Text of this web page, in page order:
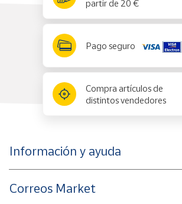
partir de 20 €
Pago seguro
Compra artículos de
distintos vendedores
Información y ayuda
Correos Market